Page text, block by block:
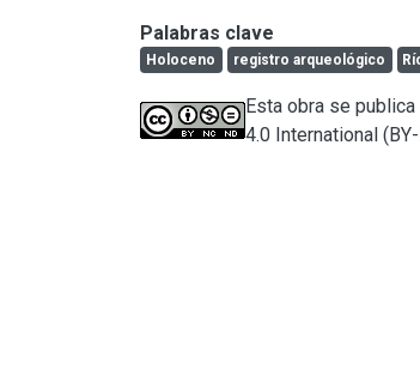
Palabras clave
Holoceno registro arqueológico
Esta obra se
4.0 International